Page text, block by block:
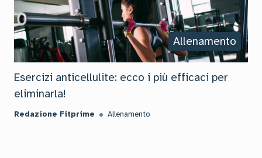
Allenamento
Esercizi anticellulite: ecco i più efficaci per
eliminarla!
Redazione Fitprime Allenamento